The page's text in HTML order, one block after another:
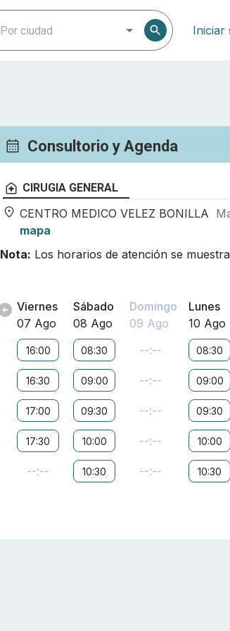
Iniciar
Consultorio y Agenda
CIRUGIA GENERAL
CENTRO MEDICO VELEZ BONILLA
mapa
Nota: Los horarios de atención se
Viernes
07 Ago
16:00
16:30
17:00
17:30
--:--
Sábado
08 Ago
08:30
09:00
09:30
10:00
10:30
Domingo
09 Ago
--:--
--:--
--:--
--:--
--:--
Lunes
10 Ago
08:30
09:00
09:30
10:00
10:30